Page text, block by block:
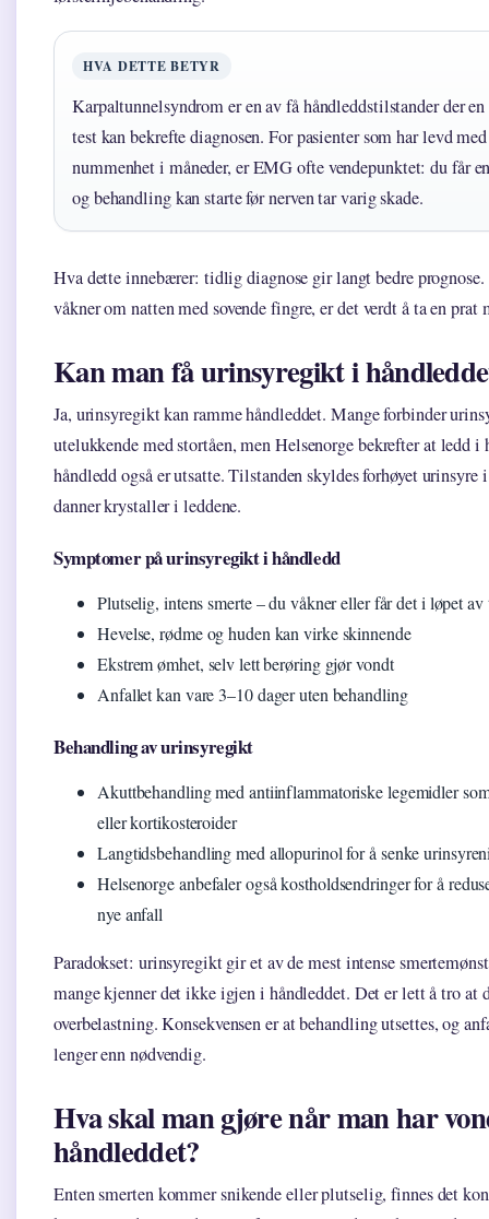
HVA DETTE BETYR
Karpaltunnelsyndrom er en av få håndleddstilstander der
test kan bekrefte diagnosen. For pasienter som har levd med
nummenhet i måneder, er EMG ofte vendepunktet: du får
og behandling kan starte før nerven tar varig skade.
Hva dette innebærer: tidlig diagnose gir langt bedre
våkner om natten med sovende fingre, er det verdt å ta en prat
Kan man få urinsyregikt i
Ja, urinsyregikt kan ramme håndleddet. Mange forbinder
utelukkende med stortåen, men Helsenorge bekrefter at ledd i
håndledd også er utsatte. Tilstanden skyldes forhøyet urinsyre
danner krystaller i leddene.
Symptomer på urinsyregikt i håndledd
Plutselig, intens smerte – du våkner eller får det i løpet av
Hevelse, rødme og huden kan virke skinnende
Ekstrem ømhet, selv lett berøring gjør vondt
Anfallet kan vare 3–10 dager uten behandling
Behandling av urinsyregikt
Akuttbehandling med antiinflammatoriske legemidler
eller kortikosteroider
Langtidsbehandling med allopurinol for å senke
Helsenorge anbefaler også kostholdsendringer for å
nye anfall
Paradokset: urinsyregikt gir et av de mest intense
mange kjenner det ikke igjen i håndleddet. Det er lett å tro at
overbelastning. Konsekvensen er at behandling utsettes, og
lenger enn nødvendig.
Hva skal man gjøre når man har
håndleddet?
Enten smerten kommer snikende eller plutselig, finnes det